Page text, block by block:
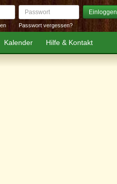
Passwort Einloggen
Passwort vergessen?
Kalender Hilfe & Kontakt